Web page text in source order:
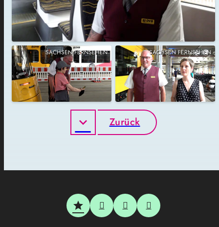
SACHSEN FERNSEHEN SACHSEN FERNSEHEN
Zurück